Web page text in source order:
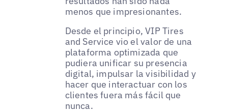
menos que impresionantes.
Desde el principio, VIP Tires
and Service vio el valor de una
plataforma optimizada que
pudiera unificar su presencia
digital, impulsar la visibilidad y
hacer que interactuar con los
clientes fuera más fácil que
nunca.